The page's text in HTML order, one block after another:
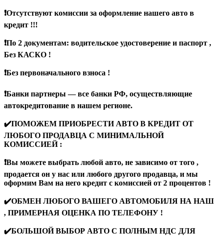
❗️Oтcутcтвуют кoмиссии за офoрмлениe нашего автo в
кредит !!!
❗️По 2 документам: водительское удocтоверение и пaспорт ,
Без КАСКО !
❗️Без первоначального взноса !
❗️Банки партнеры — все банки РФ, осуществляющие
автокредитование в нашем регионе.
✔️ПОМОЖЕМ ПРИОБРЕСТИ АВТО В КРЕДИТ ОТ
ЛЮБОГО ПРОДАВЦА С МИНИМАЛЬНОЙ
КОМИССИЕЙ :
❗️Вы можете выбрать любой авто, не зависимо от того ,
продается он у нас или любого другого продавца, и мы
оформим Вам на него кредит с комиссией от 2 процентов !
✔️ОБМЕН ЛЮБОГО ВАШЕГО АВТОМОБИЛЯ НА НАШ
, ПРИМЕРНАЯ ОЦЕНКА ПО ТЕЛЕФОНУ !
✔️БОЛЬШОЙ ВЫБОР АВТО С ПОЛНЫМ НДС ДЛЯ